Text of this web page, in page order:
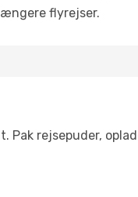
flyrejser.
rejsepuder,